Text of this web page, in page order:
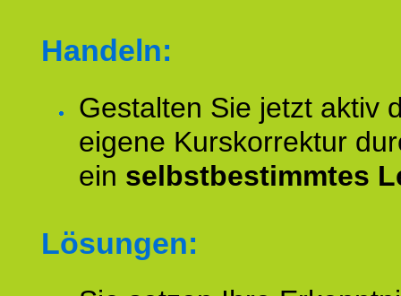
Handeln:
Gestalten Sie jetzt aktiv
eigene Kurskorrektur
ein selbstbestimmtes
Lösungen: